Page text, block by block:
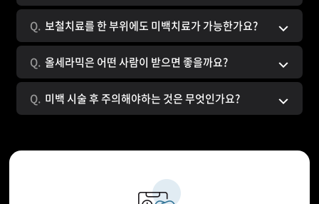
보철치료를 한 부위에도 미백치료가 가능한가요?
화살표
올세라믹은 어떤 사람이 받으면 좋을까요?
화살표
미백 시술 후 주의해야하는 것은 무엇인가요?
화살표